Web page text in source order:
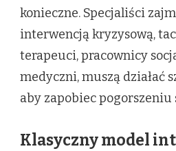
konieczne. Specjaliści
interwencją kryzysową,
terapeuci, pracownicy
medyczni, muszą działać
aby zapobiec pogorszeniu
Klasyczny model